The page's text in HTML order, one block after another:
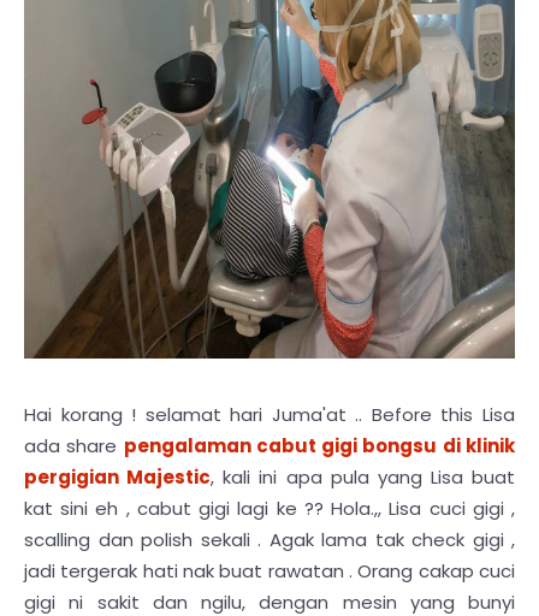
Hai korang ! selamat hari Juma'at .. Before this Lisa
ada share pengalaman cabut gigi bongsu di klinik
pergigian Majestic, kali ini apa pula yang Lisa buat
kat sini eh , cabut gigi lagi ke ?? Hola.,, Lisa cuci gigi ,
scalling dan polish sekali . Agak lama tak check gigi ,
jadi tergerak hati nak buat rawatan . Orang cakap cuci
gigi ni sakit dan ngilu, dengan mesin yang bunyi